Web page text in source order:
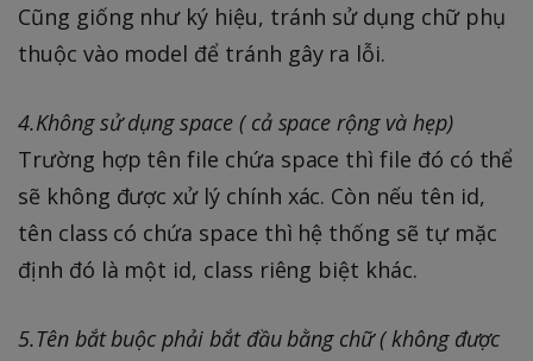
Cũng giống như ký hiệu, tránh sử dụng chữ phụ
thuộc vào model để tránh gây ra lỗi.
4.Không sử dụng space ( cả space rộng và hẹp)
Trường hợp tên file chứa space thì file đó có thể
sẽ không được xử lý chính xác. Còn nếu tên id,
tên class có chứa space thì hệ thống sẽ tự mặc
định đó là một id, class riêng biệt khác.
5.Tên bắt buộc phải bắt đầu bằng chữ ( không được